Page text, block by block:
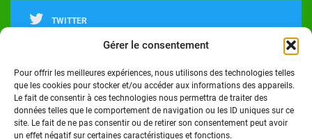
Gérer le consentement
Pour offrir les meilleures expériences, nous utilisons des technologies telles
que les cookies pour stocker et/ou accéder aux informations des appareils.
Le fait de consentir à ces technologies nous permettra de traiter des
données telles que le comportement de navigation ou les ID uniques sur ce
site. Le fait de ne pas consentir ou de retirer son consentement peut avoir
un effet négatif sur certaines caractéristiques et fonctions.
TWITTER
INSTAGRAM